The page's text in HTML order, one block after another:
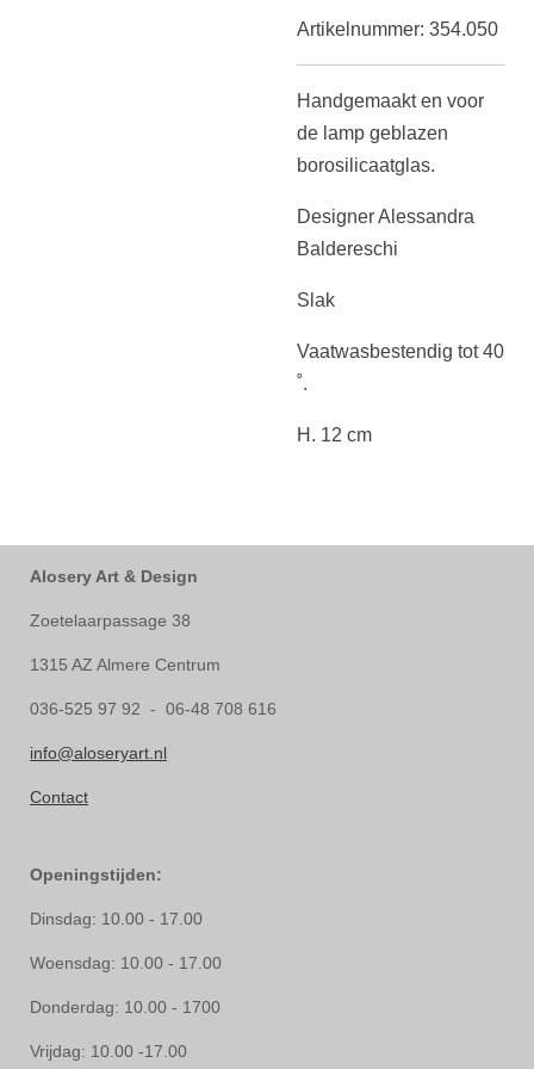
Artikelnummer: 354.050
Handgemaakt en voor
de lamp geblazen
borosilicaatglas.
Designer Alessandra
Baldereschi
Slak
Vaatwasbestendig tot 40
˚.
H. 12 cm
Alosery Art & Design
Zoetelaarpassage 38
1315 AZ Almere Centrum
036-525 97 92 - 06-48 708 616
info@aloseryart.nl
Contact
Openingstijden:
Dinsdag: 10.00 - 17.00
Woensdag: 10.00 - 17.00
Donderdag: 10.00 - 1700
Vrijdag: 10.00 -17.00